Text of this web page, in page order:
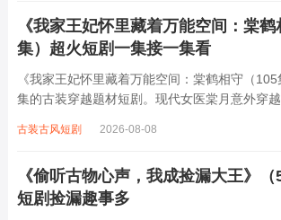
《我家王妃怀里藏着万能空间：棠
集）超火短剧一集接一集看
《我家王妃怀里藏着万能空间：棠鹤相守（
集的古装穿越题材短剧。现代女医棠月意外穿越
材、炼制灵丹妙药，还能储存无限物资。棠月凭
古装古风短剧 2026-08-08
《偷听古物心声，我成捡漏大王》
短剧捡漏趣事多